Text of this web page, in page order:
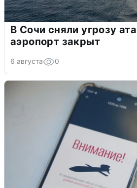
В Сочи сняли угрозу
аэропорт закрыт
6 августа 0